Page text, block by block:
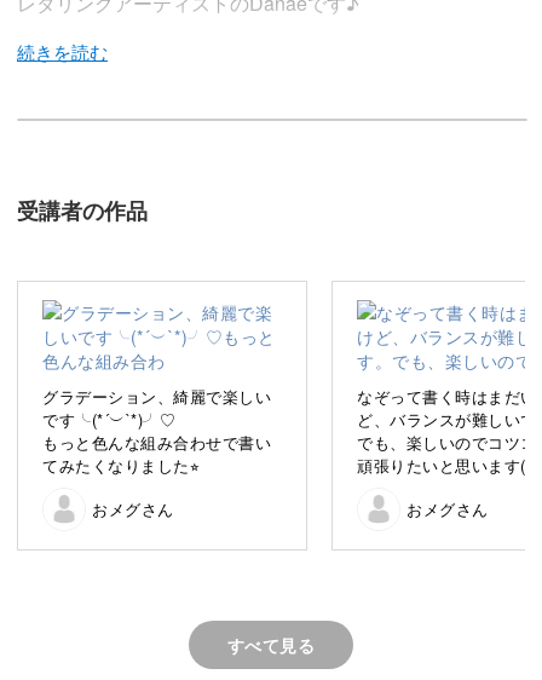
を書いていきましょう！
日記を彩る11種類のフレーズ
いつも手帳や日記に書く文字も、ブラッシュレタリングの
技法を使えば可愛く変身！
お天気がいい日には「Sunny day」、雨の日には「Rainy
受講者の作品
グラデーション、綺麗で楽しい
です╰(*´︶`*)╯♡
もっと色んな組み合わせで書い
てみたくなりました⭐︎
おメグさん
なぞって書く時はまだい
ど、バランスが難しいで
でも、楽しいのでコツコ
頑張りたいと思います
おメグさん
すべて見る